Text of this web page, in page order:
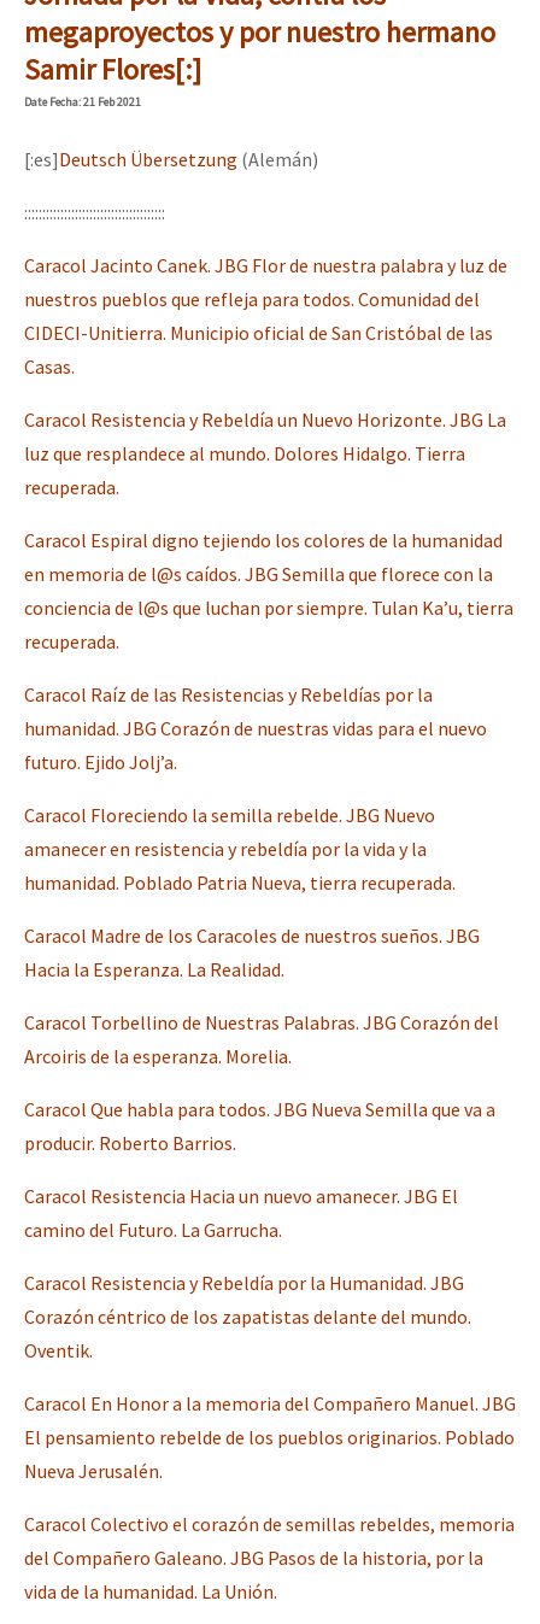
EZLN
La Sexta
AutonomÍa y Resistencia
Presos
Mujeres
ETIQUETAS
MULTIMEDIA
Fotorreportaje
Video
Semillero Guerra contra la Humanidad. (Las poblaciones y
la naturaleza bajo asedio)
COVID-19
Eventos
Contacto
Se o México sabe, que o mundo saiba! Nossas lutas pela
megaproyectos y por nuestro hermano
Samir Flores[:]
DateFecha: 21 Feb 2021
[:es]Deutsch Übersetzung (Alemán)
:::::::::::::::::::::::::::::::::::::::
Caracol Jacinto Canek. JBG Flor de nuestra palabra y luz de
nuestros pueblos que refleja para todos. Comunidad del
CIDECI-Unitierra. Municipio oficial de San Cristóbal de las
Casas.
Caracol Resistencia y Rebeldía un Nuevo Horizonte. JBG La
luz que resplandece al mundo. Dolores Hidalgo. Tierra
recuperada.
Caracol Espiral digno tejiendo los colores de la humanidad
en memoria de l@s caídos. JBG Semilla que florece con la
conciencia de l@s que luchan por siempre. Tulan Ka’u, tierra
recuperada.
Caracol Raíz de las Resistencias y Rebeldías por la
humanidad. JBG Corazón de nuestras vidas para el nuevo
futuro. Ejido Jolj’a.
Caracol Floreciendo la semilla rebelde. JBG Nuevo
amanecer en resistencia y rebeldía por la vida y la
humanidad. Poblado Patria Nueva, tierra recuperada.
Caracol Madre de los Caracoles de nuestros sueños. JBG
Hacia la Esperanza. La Realidad.
Caracol Torbellino de Nuestras Palabras. JBG Corazón del
Arcoiris de la esperanza. Morelia.
Caracol Que habla para todos. JBG Nueva Semilla que va a
producir. Roberto Barrios.
Caracol Resistencia Hacia un nuevo amanecer. JBG El
camino del Futuro. La Garrucha.
Caracol Resistencia y Rebeldía por la Humanidad. JBG
Corazón céntrico de los zapatistas delante del mundo.
Oventik.
Caracol En Honor a la memoria del Compañero Manuel. JBG
El pensamiento rebelde de los pueblos originarios. Poblado
Nueva Jerusalén.
Caracol Colectivo el corazón de semillas rebeldes, memoria
del Compañero Galeano. JBG Pasos de la historia, por la
vida de la humanidad. La Unión.